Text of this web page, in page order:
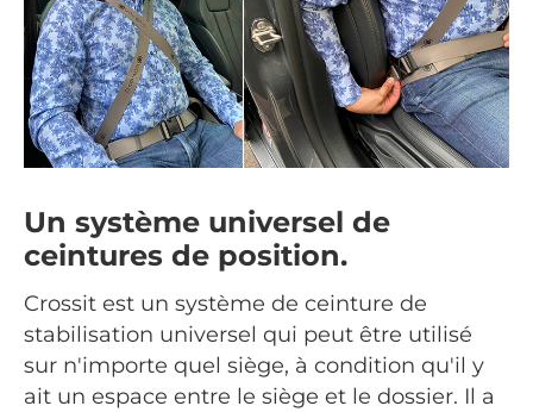
Un système universel de
ceintures de position.
Crossit est un système de ceinture de
stabilisation universel qui peut être utilisé
sur n'importe quel siège, à condition qu'il y
ait un espace entre le siège et le dossier. Il a